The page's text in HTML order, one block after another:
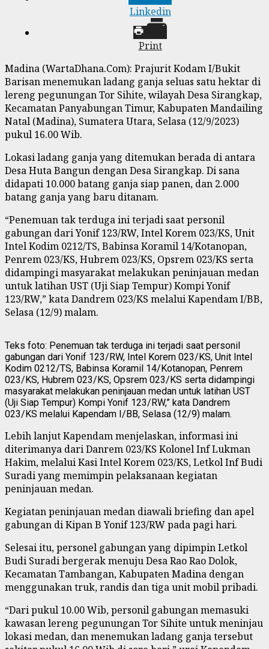
Linkedin
Print
Madina (WartaDhana.Com): Prajurit Kodam I/Bukit
Barisan menemukan ladang ganja seluas satu hektar di
lereng pegunungan Tor Sihite, wilayah Desa Sirangkap,
Kecamatan Panyabungan Timur, Kabupaten Mandailing
Natal (Madina), Sumatera Utara, Selasa (12/9/2023)
pukul 16.00 Wib.
Lokasi ladang ganja yang ditemukan berada di antara
Desa Huta Bangun dengan Desa Sirangkap. Di sana
didapati 10.000 batang ganja siap panen, dan 2.000
batang ganja yang baru ditanam.
“Penemuan tak terduga ini terjadi saat personil
gabungan dari Yonif 123/RW, Intel Korem 023/KS, Unit
Intel Kodim 0212/TS, Babinsa Koramil 14/Kotanopan,
Penrem 023/KS, Hubrem 023/KS, Opsrem 023/KS serta
didampingi masyarakat melakukan peninjauan medan
untuk latihan UST (Uji Siap Tempur) Kompi Yonif
123/RW,” kata Dandrem 023/KS melalui Kapendam I/BB,
Selasa (12/9) malam.
Teks foto: Penemuan tak terduga ini terjadi saat personil
gabungan dari Yonif 123/RW, Intel Korem 023/KS, Unit Intel
Kodim 0212/TS, Babinsa Koramil 14/Kotanopan, Penrem
023/KS, Hubrem 023/KS, Opsrem 023/KS serta didampingi
masyarakat melakukan peninjauan medan untuk latihan UST
(Uji Siap Tempur) Kompi Yonif 123/RW,” kata Dandrem
023/KS melalui Kapendam I/BB, Selasa (12/9) malam.
Lebih lanjut Kapendam menjelaskan, informasi ini
diterimanya dari Danrem 023/KS Kolonel Inf Lukman
Hakim, melalui Kasi Intel Korem 023/KS, Letkol Inf Budi
Suradi yang memimpin pelaksanaan kegiatan
peninjauan medan.
Kegiatan peninjauan medan diawali briefing dan apel
gabungan di Kipan B Yonif 123/RW pada pagi hari.
Selesai itu, personel gabungan yang dipimpin Letkol
Budi Suradi bergerak menuju Desa Rao Rao Dolok,
Kecamatan Tambangan, Kabupaten Madina dengan
menggunakan truk, randis dan tiga unit mobil pribadi.
“Dari pukul 10.00 Wib, personil gabungan memasuki
kawasan lereng pegunungan Tor Sihite untuk meninjau
lokasi medan, dan menemukan ladang ganja tersebut